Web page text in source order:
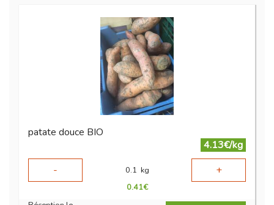
patate douce BIO
4.13€/kg
-
0.1 kg +
0.41€